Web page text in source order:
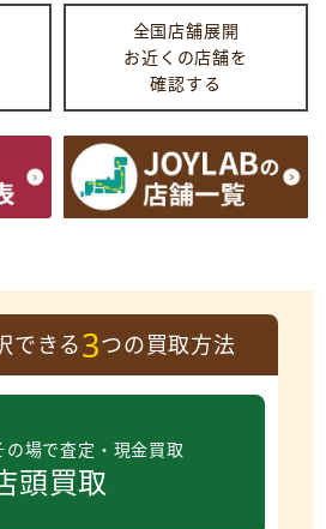
全国店舗展開
お近くの店舗を
確認する
できる3つの買取方法
の場で査定・現金買取
頭買取